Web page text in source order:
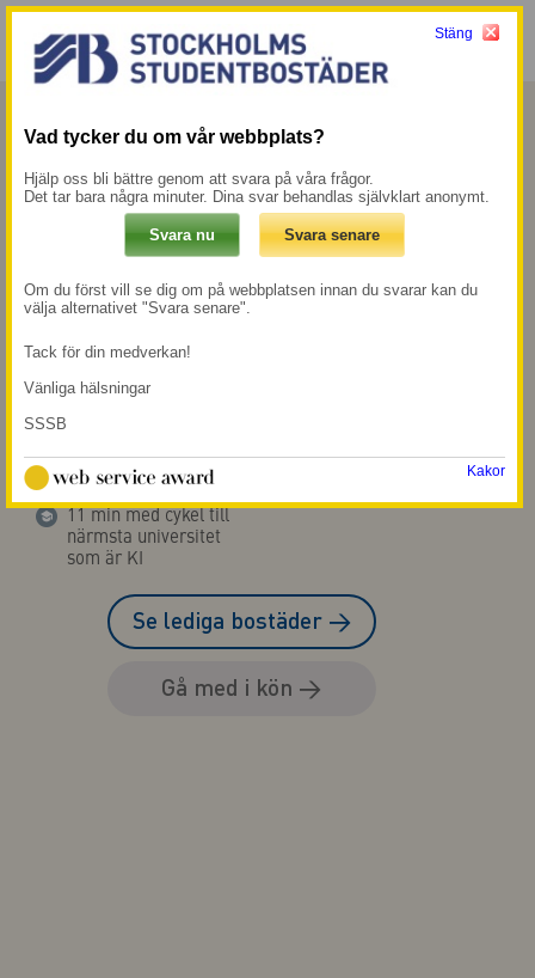
Mina sidor → Meny
Strix
Strix ligger i Huvudsta i Solna, med närhet till
Karolinska institutet. Området Strix består av
tunnelbanestation
Västra skogen
mataffär
11 min med cykel till
närmsta universitet
som är KI
Se lediga bostäder →
Gå med i kön →
Stäng
Vad tycker du om vår webbplats?
Hjälp oss bli bättre genom att svara på våra frågor.
Det tar bara några minuter. Dina svar behandlas självklart anonymt.
Om du först vill se dig om på webbplatsen innan du svarar kan du
välja alternativet "Svara senare".
Tack för din medverkan!
Vänliga hälsningar
SSSB
Kakor